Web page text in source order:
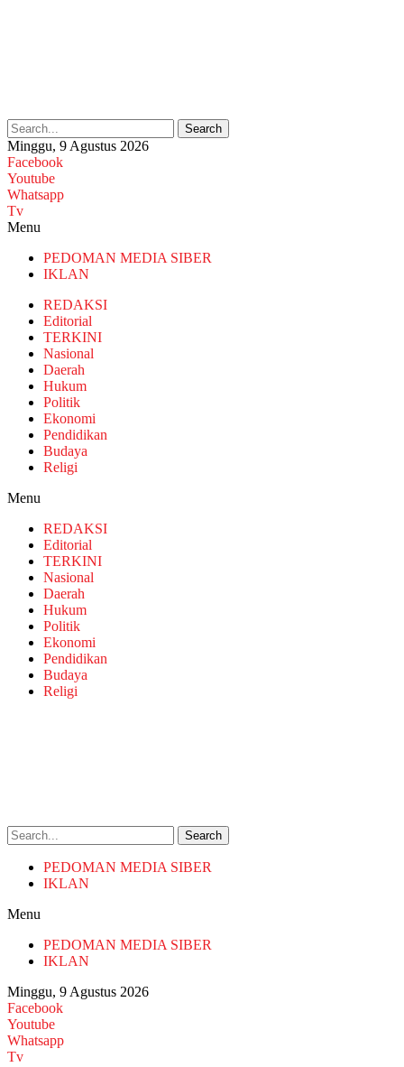
Search
Minggu, 9 Agustus 2026
Facebook
Youtube
Whatsapp
Tv
Menu
PEDOMAN MEDIA SIBER
IKLAN
REDAKSI
Editorial
TERKINI
Nasional
Daerah
Hukum
Politik
Ekonomi
Pendidikan
Budaya
Religi
Menu
REDAKSI
Editorial
TERKINI
Nasional
Daerah
Hukum
Politik
Ekonomi
Pendidikan
Budaya
Religi
Search
PEDOMAN MEDIA SIBER
IKLAN
Menu
PEDOMAN MEDIA SIBER
IKLAN
Minggu, 9 Agustus 2026
Facebook
Youtube
Whatsapp
Tv